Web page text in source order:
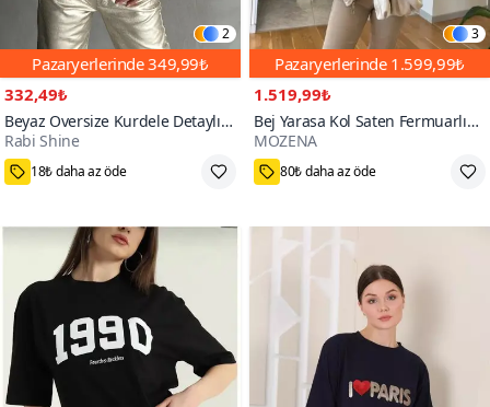
2
Pazaryerlerinde349,99₺
332,49₺
Beyaz Oversize Kurdele Detaylı
Tshirt
Rabi Shine
100+
18₺ daha az öde
3
Pazaryerlerinde 1.599,99₺
1.519,99₺
Bej Yarasa Kol Saten Fermuarlı
Bomber Ceket
MOZENA
80₺ daha az öde